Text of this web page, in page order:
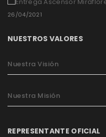
26/04/2021
NUESTROS VALORES
Nuestra Visión
Nuestra Misión
REPRESENTANTE OFICIAL